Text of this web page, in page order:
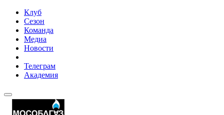
Клуб
Сезон
Команда
Медиа
Новости
Телеграм
Академия